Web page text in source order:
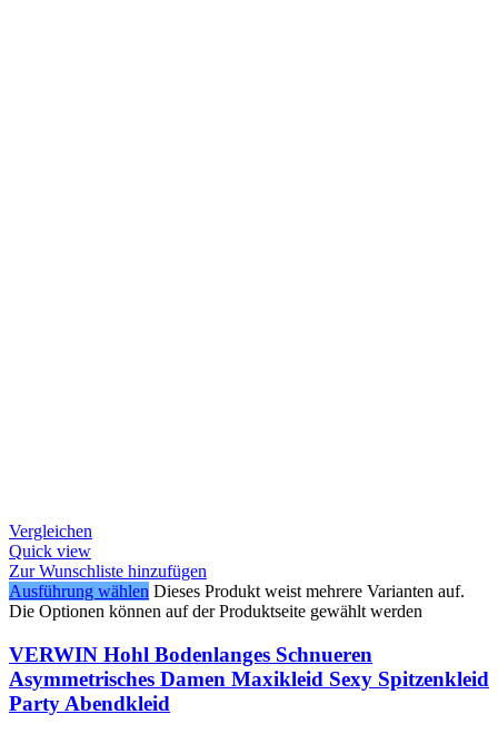
Vergleichen
Quick view
Zur Wunschliste hinzufügen
Ausführung wählen Dieses Produkt weist mehrere Varianten auf.
Die Optionen können auf der Produktseite gewählt werden
VERWIN Hohl Bodenlanges Schnueren
Asymmetrisches Damen Maxikleid Sexy Spitzenkleid
Party Abendkleid